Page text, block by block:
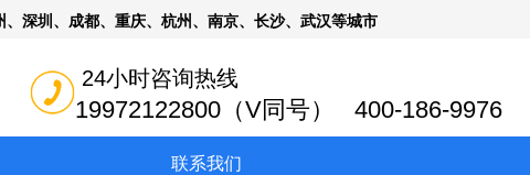
24小时咨询热线
19972122800（V同号） 400-186-9976
深圳、成都、重庆、杭州、南京、长沙、武汉等城市
联系我们